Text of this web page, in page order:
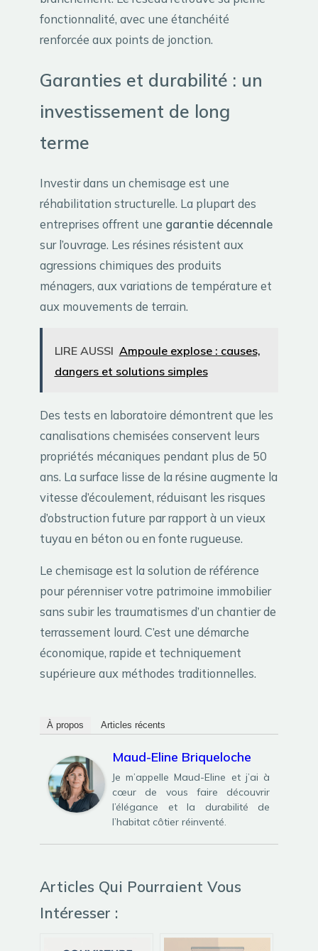
fonctionnalité, avec une étanchéité
renforcée aux points de jonction.
Garanties et durabilité : un
investissement de long
terme
Investir dans un chemisage est une
réhabilitation structurelle. La plupart des
entreprises offrent une garantie décennale
sur l’ouvrage. Les résines résistent aux
agressions chimiques des produits
ménagers, aux variations de température et
aux mouvements de terrain.
LIRE AUSSI Ampoule explose : causes,
dangers et solutions simples
Des tests en laboratoire démontrent que les
canalisations chemisées conservent leurs
propriétés mécaniques pendant plus de 50
ans. La surface lisse de la résine augmente la
vitesse d’écoulement, réduisant les risques
d’obstruction future par rapport à un vieux
tuyau en béton ou en fonte rugueuse.
Le chemisage est la solution de référence
pour pérenniser votre patrimoine immobilier
sans subir les traumatismes d’un chantier de
terrassement lourd. C’est une démarche
économique, rapide et techniquement
supérieure aux méthodes traditionnelles.
À propos Articles récents
Maud-Eline Briqueloche
Je m’appelle Maud-Eline et j’ai à
cœur de vous faire découvrir
l’élégance et la durabilité de
l’habitat côtier réinventé.
Articles Qui Pourraient Vous
Intéresser :